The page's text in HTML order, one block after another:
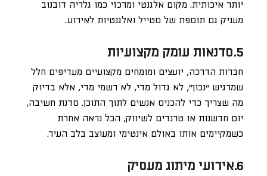
יותר איכותית. מקום אלגנטי ומרכזי כמו גלריה דובנוב
מעניק גם תוספת של סטייל ואלגנטיות לאירוע.
5.סדנאות עומק מקצועיות
חברות הדרכה, יועצים ומומחים מקצועיים מעדיפים חלל
שמרגיש “נכון”, לא גדול מדי, לא רשמי מדי, אלא בדיוק
מה שצריך כדי להכניס אנשים לתוך התוכן. סדנת חשיבה,
יום חדשנות או טרנדים לשיווק, הכל נראה אחרת
כשמקיימים אותו באולם אינטימי ומעוצב בלב העיר.
6.אירועי מיתוג מעסיק